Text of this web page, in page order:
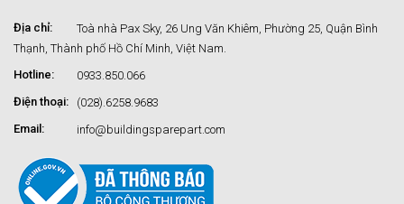
Địa chỉ:
Toà nhà Pax Sky, 26 Ung Văn Khiêm, Phường 25, Quận Bình
Thạnh, Thành phố Hồ Chí Minh, Việt Nam.
Hotline:
0933.850.066
Điện thoại:
(028).6258.9683
Email:
info@buildingsparepart.com